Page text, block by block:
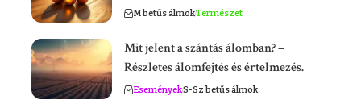
M betűs álmokTermészet
Mit jelent a szántás álomban? –
Részletes álomfejtés és értelmezés.
EseményekS-Sz betűs álmok